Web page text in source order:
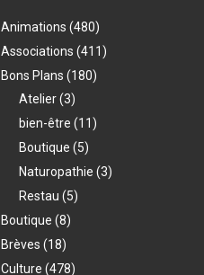
Animations (480)
Associations (411)
Bons Plans (180)
Atelier(3)
bien-être (11)
Boutique (5)
Naturopathie (3)
Restau (5)
Boutique (8)
Brèves (18)
Culture (478)